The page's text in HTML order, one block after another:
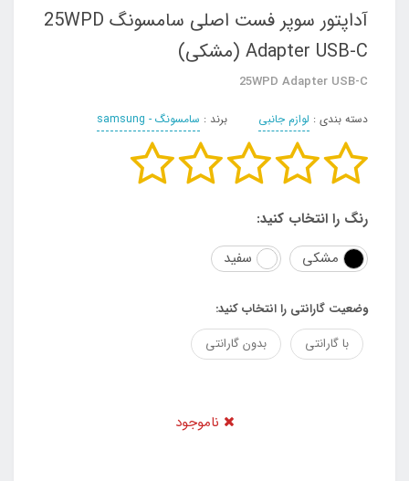
آداپتور سوپر فست اصلی سامسونگ 25WPD
Adapter USB-C (مشکی)
25WPD Adapter USB-C
دسته بندی : لوازم جانبی برند : سامسونگ - samsung
رنگ را انتخاب کنید:
مشکی
سفید
وضعیت گارانتی را انتخاب کنید:
با گارانتی
بدون گارانتی
ناموجود